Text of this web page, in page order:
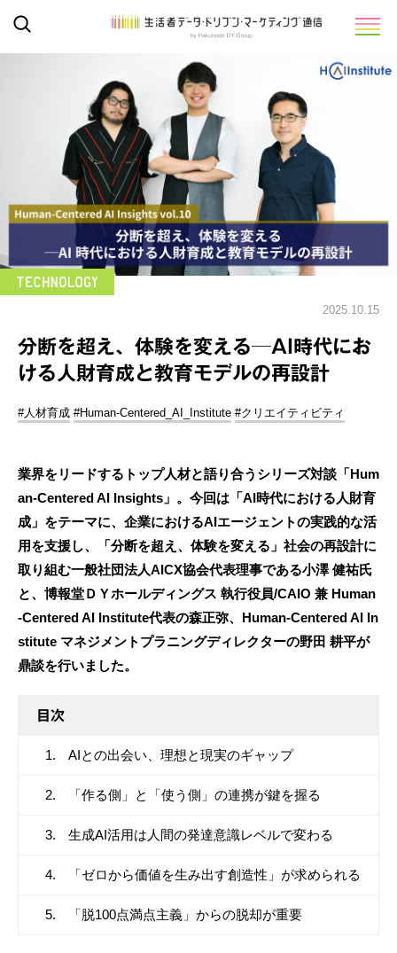
2025.10.15
分断を超え、体験を変える─AI時代にお
ける人財育成と教育モデルの再設計
#人材育成 #Human-Centered_AI_Institute #クリエイティビティ
業界をリードするトップ人材と語り合うシリーズ対談「Hum
an-Centered AI Insights」。今回は「AI時代における人財育
成」をテーマに、企業におけるAIエージェントの実践的な活
用を支援し、「分断を超え、体験を変える」社会の再設計に
取り組む一般社団法人AICX協会代表理事である小澤 健祐氏
と、博報堂ＤＹホールディングス 執行役員/CAIO 兼 Human
-Centered AI Institute代表の森正弥、Human-Centered AI In
stitute マネジメントプラニングディレクターの野田 耕平が
鼎談を行いました。
目次
AIとの出会い、理想と現実のギャップ
「作る側」と「使う側」の連携が鍵を握る
生成AI活用は人間の発達意識レベルで変わる
「ゼロから価値を生み出す創造性」が求められる
「脱100点満点主義」からの脱却が重要